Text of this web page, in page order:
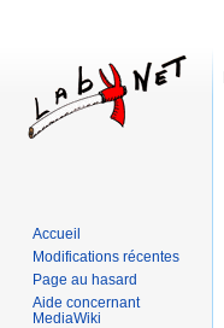
Accueil
Modifications récentes
Page au hasard
Aide concernant
MediaWiki